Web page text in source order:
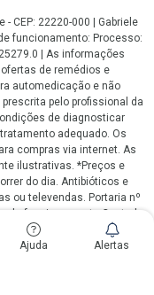
Ajuda Alertas
- CEP: 22220-000 | Gabriele
funcionamento: Processo:
| As informações
de remédios e
automedicação e não
pelo profissional da
de diagnosticar
adequado. Os
compras via internet. As
ilustrativas. *Preços e
do dia. Antibióticos e
ou televendas. Portaria nº
de funcionamento Central
ou 0800 282 10 10 de
às 20h00.